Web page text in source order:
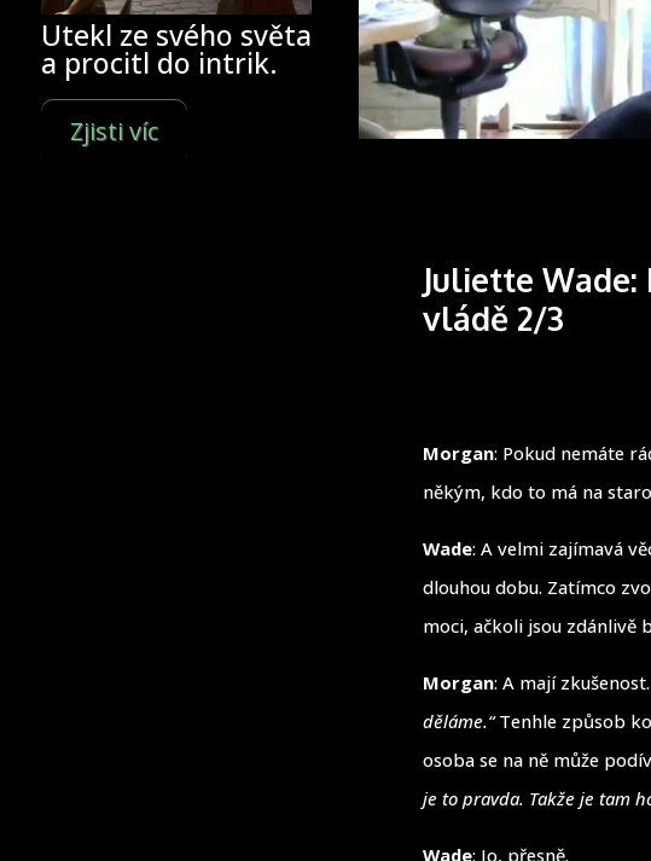
Utekl ze svého světa
a procitl do intrik.
Zjisti víc
Juliette
vládě 2/3
Morgan: Pokud nemáte
někým, kdo to má na
Wade: A velmi zajímavá
dlouhou dobu. Zatímco
moci, ačkoli jsou zdánlivě
Morgan: A mají
děláme.“Tenhle způsob
osoba se na ně může
je to pravda. Takže je tam
Wade: Jo, přesně.